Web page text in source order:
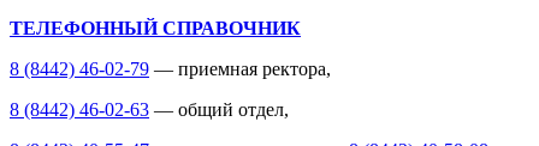
ТЕЛЕФОННЫЙ СПРАВОЧНИК
8 (8442) 46-02-79 — приемная ректора,
8 (8442) 46-02-63 — общий отдел,